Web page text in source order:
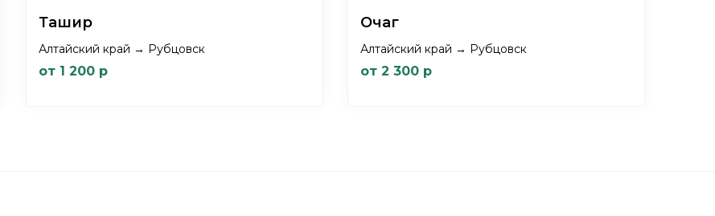
Ташир
Алтайский край → Рубцовск
от 1 200 р
Очаг
Алтайский край → Рубцовск
от 2 300 р